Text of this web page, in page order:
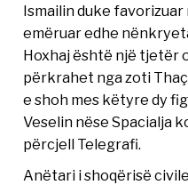
Ismailin duke
emëruar edhe
Hoxhaj është një tjetër
përkrahet nga zoti
e shoh mes këtyre dy
Veselin nëse Spacialja
përcjell Telegrafi.
Anëtari i shoqërisë